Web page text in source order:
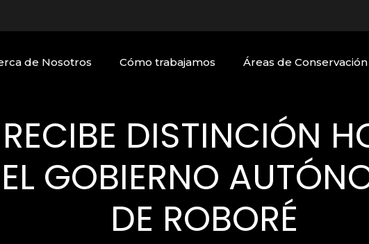
de Nosotros Cómo trabajamos Áreas de Conservación
DISTINCIÓN
GOBIERNO
DE ROBORÉ